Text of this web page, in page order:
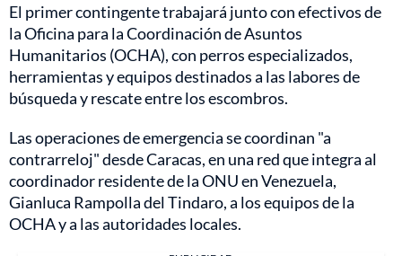
El primer contingente trabajará junto con efectivos de
la Oficina para la Coordinación de Asuntos
Humanitarios (OCHA), con perros especializados,
herramientas y equipos destinados a las labores de
búsqueda y rescate entre los escombros.
Las operaciones de emergencia se coordinan "a
contrarreloj" desde Caracas, en una red que integra al
coordinador residente de la ONU en Venezuela,
Gianluca Rampolla del Tindaro, a los equipos de la
OCHA y a las autoridades locales.